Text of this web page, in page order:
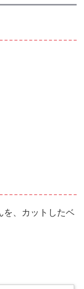
を、カットしたベ